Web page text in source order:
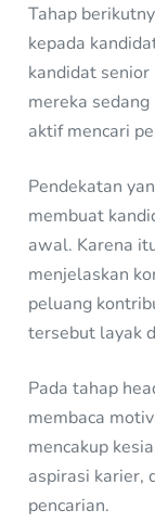
Tahap
kepada
kandidat
mereka
aktif mencari
Pendekatan
membuat
awal. Karena
menjelaskan
peluang
tersebut layak
Pada tahap
membaca
mencakup
aspirasi karier,
pencarian.